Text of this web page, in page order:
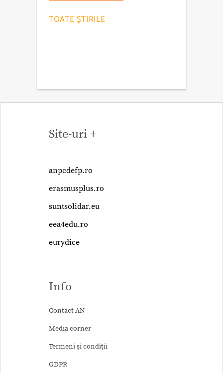
TOATE ŞTIRILE
Site-uri +
anpcdefp.ro
erasmusplus.ro
suntsolidar.eu
eea4edu.ro
eurydice
Info
Contact AN
Media corner
Termeni și condiții
GDPR